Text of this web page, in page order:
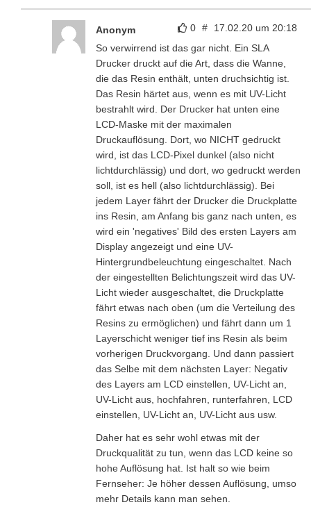
0 # 17.02.20 um 20:18
Anonym
So verwirrend ist das gar nicht. Ein SLA
Drucker druckt auf die Art, dass die Wanne,
die das Resin enthält, unten druchsichtig ist.
Das Resin härtet aus, wenn es mit UV-Licht
bestrahlt wird. Der Drucker hat unten eine
LCD-Maske mit der maximalen
Druckauflösung. Dort, wo NICHT gedruckt
wird, ist das LCD-Pixel dunkel (also nicht
lichtdurchlässig) und dort, wo gedruckt werden
soll, ist es hell (also lichtdurchlässig). Bei
jedem Layer fährt der Drucker die Druckplatte
ins Resin, am Anfang bis ganz nach unten, es
wird ein 'negatives' Bild des ersten Layers am
Display angezeigt und eine UV-
Hintergrundbeleuchtung eingeschaltet. Nach
der eingestellten Belichtungszeit wird das UV-
Licht wieder ausgeschaltet, die Druckplatte
fährt etwas nach oben (um die Verteilung des
Resins zu ermöglichen) und fährt dann um 1
Layerschicht weniger tief ins Resin als beim
vorherigen Druckvorgang. Und dann passiert
das Selbe mit dem nächsten Layer: Negativ
des Layers am LCD einstellen, UV-Licht an,
UV-Licht aus, hochfahren, runterfahren, LCD
einstellen, UV-Licht an, UV-Licht aus usw.
Daher hat es sehr wohl etwas mit der
Druckqualität zu tun, wenn das LCD keine so
hohe Auflösung hat. Ist halt so wie beim
Fernseher: Je höher dessen Auflösung, umso
mehr Details kann man sehen.